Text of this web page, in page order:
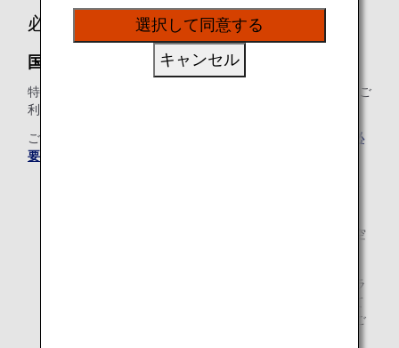
必要マイル数
国際線区間 片道（1区間）9,000マイルから
特典交換に必要なマイル数は、1区間（片道）の距離およびご
利用クラスによって異なります。
ご利用区間の「
必
要マイルチャート
あらかじめ特典をご利用になる全区間のご購入済み航空
ANAカードファミリーマイルおよびANAマイレージクラ
ブファミリーアカウントサービス（AFA）に参加されて
いるご家族は、特典交換に必要なマイル数を合算してご
選択して同意する
キャンセル